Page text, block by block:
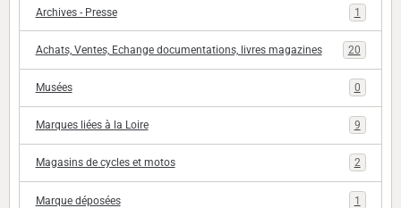
Archives - Presse 1
Achats, Ventes, Echange documentations, livres magazines 20
Musées 0
Marques liées à la Loire 9
Magasins de cycles et motos 2
Marque déposées 1